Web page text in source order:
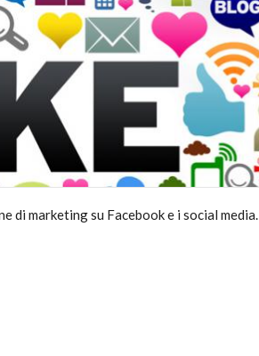
di marketing su Facebook e i social media.